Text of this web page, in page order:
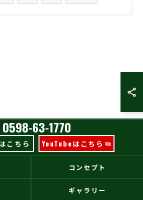
0598-63-1770
こちら YouTubeはこちら
コンセプト
ギャラリー